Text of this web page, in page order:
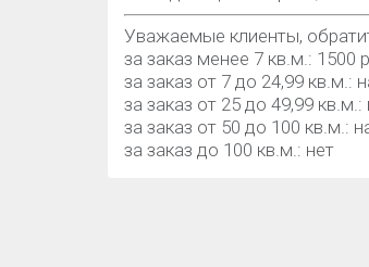
Уважаемые клиенты,
за заказ менее 7 кв.м.: 1500
за заказ от 7 до 24,99 кв.м.:
за заказ от 25 до 49,99 кв.м.:
за заказ от 50 до 100 кв.м.:
за заказ до 100 кв.м.: нет